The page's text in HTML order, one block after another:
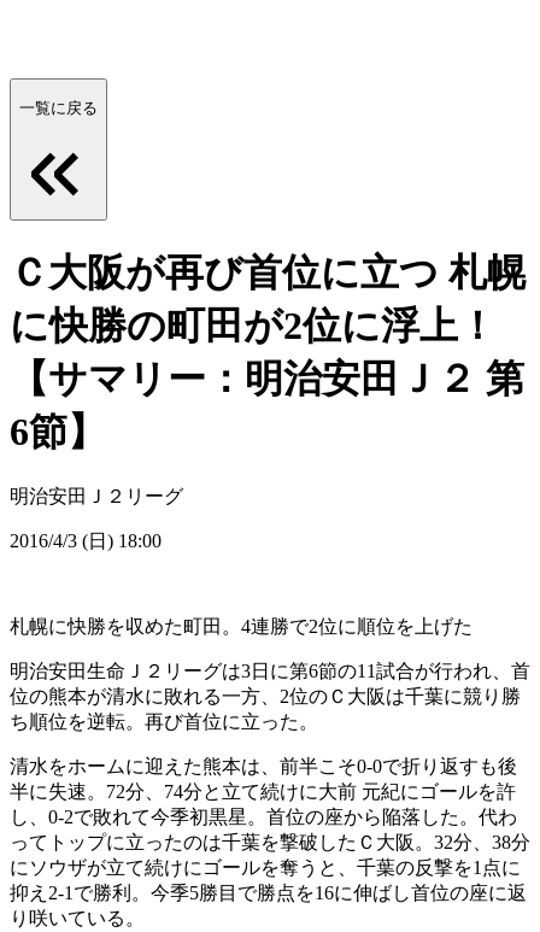
一覧に戻る
Ｃ大阪が再び首位に立つ 札幌
に快勝の町田が2位に浮上！
【サマリー：明治安田Ｊ２ 第
6節】
明治安田Ｊ２リーグ
2016/4/3 (日) 18:00
札幌に快勝を収めた町田。4連勝で2位に順位を上げた
明治安田生命Ｊ２リーグは3日に第6節の11試合が行われ、首
位の熊本が清水に敗れる一方、2位のＣ大阪は千葉に競り勝
ち順位を逆転。再び首位に立った。
清水をホームに迎えた熊本は、前半こそ0-0で折り返すも後
半に失速。72分、74分と立て続けに大前 元紀にゴールを許
し、0-2で敗れて今季初黒星。首位の座から陥落した。代わ
ってトップに立ったのは千葉を撃破したＣ大阪。32分、38分
にソウザが立て続けにゴールを奪うと、千葉の反撃を1点に
抑え2-1で勝利。今季5勝目で勝点を16に伸ばし首位の座に返
り咲いている。